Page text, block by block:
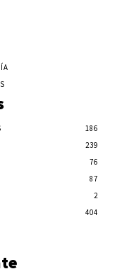
186
239
76
87
2
404